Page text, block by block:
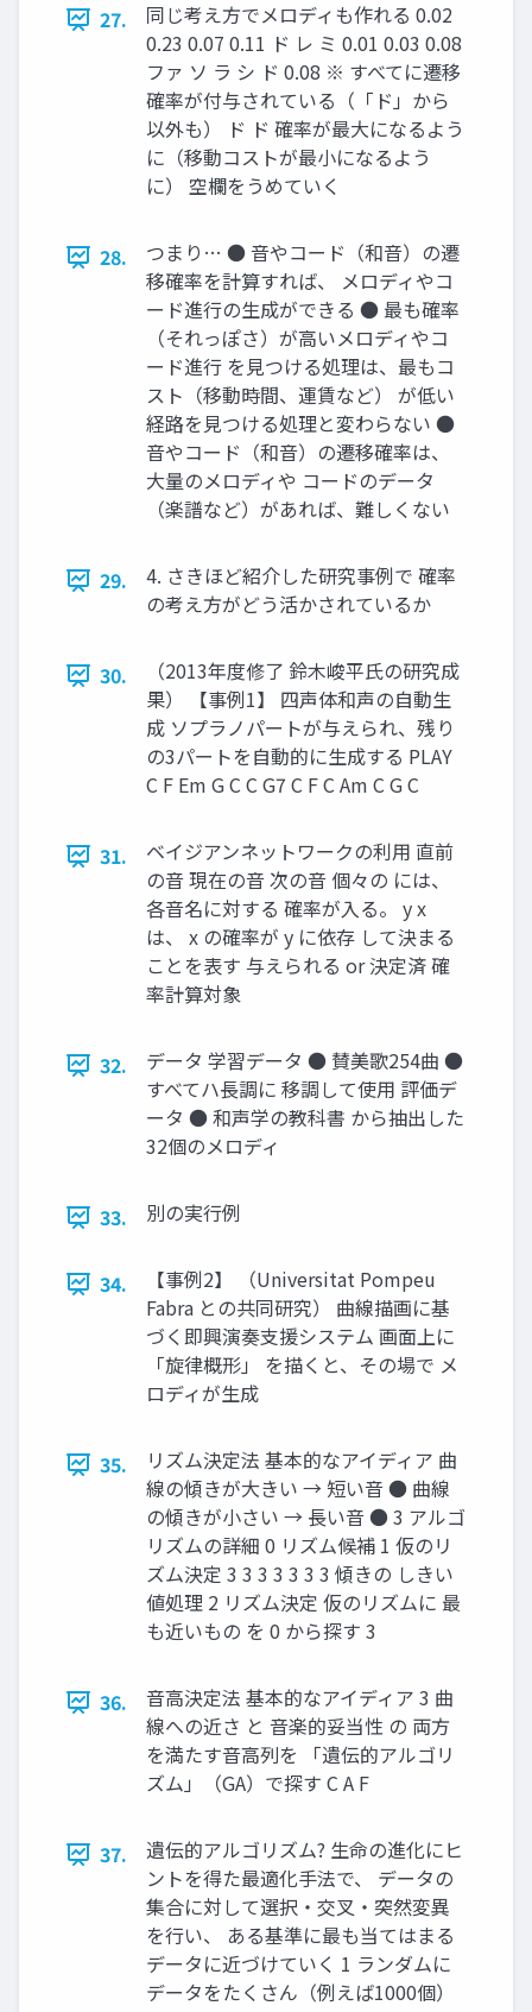
27.
同じ考え方でメロディも作れる 0.02
0.23 0.07 0.11 ド レ ミ 0.01 0.03 0.08
ファ ソ ラ シ ド 0.08 ※ すべてに遷移
確率が付与されている（「ド」から
以外も） ド ド 確率が最大になるよう
に（移動コストが最小になるよう
に） 空欄をうめていく
28.
つまり… ● 音やコード（和音）の遷
移確率を計算すれば、 メロディやコ
ード進行の生成ができる ● 最も確率
（それっぽさ）が高いメロディやコ
ード進行 を見つける処理は、最もコ
スト（移動時間、運賃など） が低い
経路を見つける処理と変わらない ●
音やコード（和音）の遷移確率は、
大量のメロディや コードのデータ
（楽譜など）があれば、難しくない
29.
4. さきほど紹介した研究事例で 確率
の考え方がどう活かされているか
30.
（2013年度修了 鈴木峻平氏の研究成
果） 【事例1】 四声体和声の自動生
成 ソプラノパートが与えられ、残り
の3パートを自動的に生成する PLAY
C F Em G C C G7 C F C Am C G C
31.
ベイジアンネットワークの利用 直前
の音 現在の音 次の音 個々の には、
各音名に対する 確率が入る。 y x
は、 x の確率が y に依存 して決まる
ことを表す 与えられる or 決定済 確
率計算対象
32.
データ 学習データ ● 賛美歌254曲 ●
すべてハ長調に 移調して使用 評価デ
ータ ● 和声学の教科書 から抽出した
32個のメロディ
33. 別の実行例
34.
【事例2】 （Universitat Pompeu
Fabra との共同研究） 曲線描画に基
づく即興演奏支援システム 画面上に
「旋律概形」 を描くと、その場で メ
ロディが生成
35.
リズム決定法 基本的なアイディア 曲
線の傾きが大きい → 短い音 ● 曲線
の傾きが小さい → 長い音 ● 3 アルゴ
リズムの詳細 0 リズム候補 1 仮のリ
ズム決定 3 3 3 3 3 3 3 傾きの しきい
値処理 2 リズム決定 仮のリズムに 最
も近いもの を 0 から探す 3
36.
音高決定法 基本的なアイディア 3 曲
線への近さ と 音楽的妥当性 の 両方
を満たす音高列を 「遺伝的アルゴリ
ズム」（GA）で探す C A F
37.
遺伝的アルゴリズム? 生命の進化にヒ
ントを得た最適化手法で、 データの
集合に対して選択・交叉・突然変異
を行い、 ある基準に最も当てはまる
データに近づけていく 1 ランダムに
データをたくさん（例えば1000個）